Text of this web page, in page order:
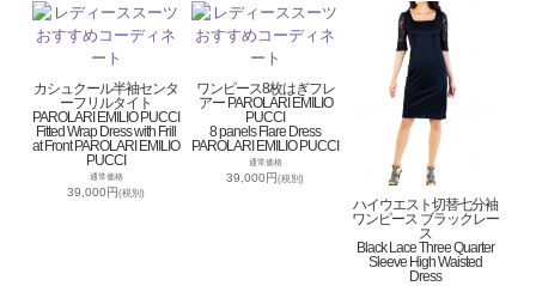
カシュクール半袖センタ
ーフリルタイト
PAROLARI EMILIO PUCCI
Fitted Wrap Dress with Frill
at Front PAROLARI EMILIO
PUCCI
通常価格
39,000円(税別)
ワンピース8枚はぎフレ
アー PAROLARI EMILIO
PUCCI
8 panels Flare Dress
PAROLARI EMILIO PUCCI
通常価格
39,000円(税別)
ハイウエスト切替七分袖
ワンピース ブラックレー
ス
Black Lace Three Quarter
Sleeve High Waisted
Dress